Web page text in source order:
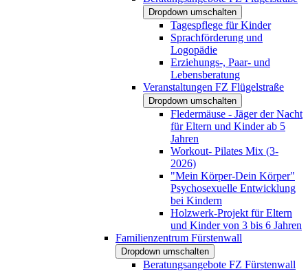
Dropdown umschalten
Tagespflege für Kinder
Sprachförderung und
Logopädie
Erziehungs-, Paar- und
Lebensberatung
Veranstaltungen FZ Flügelstraße
Dropdown umschalten
Fledermäuse - Jäger der Nacht
für Eltern und Kinder ab 5
Jahren
Workout- Pilates Mix (3-
2026)
"Mein Körper-Dein Körper"
Psychosexuelle Entwicklung
bei Kindern
Holzwerk-Projekt für Eltern
und Kinder von 3 bis 6 Jahren
Familienzentrum Fürstenwall
Dropdown umschalten
Beratungsangebote FZ Fürstenwall